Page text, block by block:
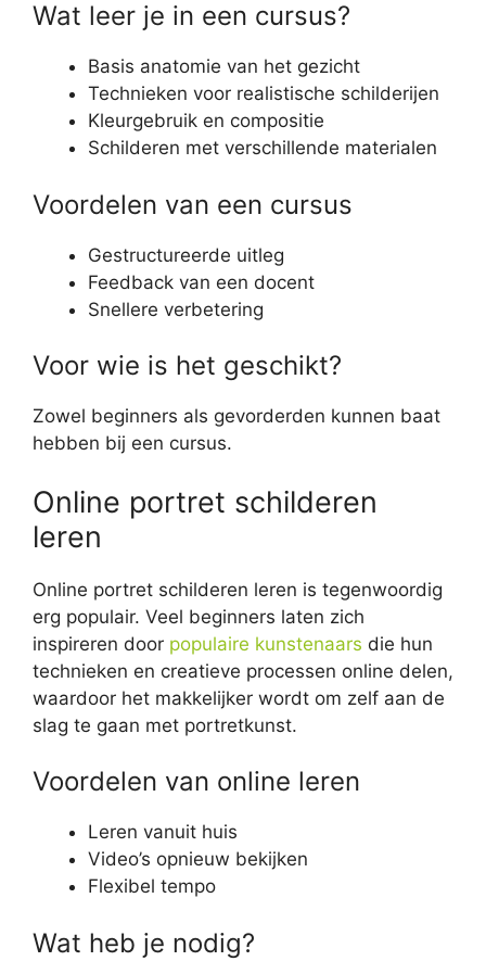
Wat leer je in een cursus?
Basis anatomie van het gezicht
Technieken voor realistische schilderijen
Kleurgebruik en compositie
Schilderen met verschillende materialen
Voordelen van een cursus
Gestructureerde uitleg
Feedback van een docent
Snellere verbetering
Voor wie is het geschikt?
Zowel beginners als gevorderden kunnen baat
hebben bij een cursus.
Online portret schilderen
leren
Online portret schilderen leren is tegenwoordig
erg populair. Veel beginners laten zich
inspireren door populaire kunstenaars die hun
technieken en creatieve processen online delen,
waardoor het makkelijker wordt om zelf aan de
slag te gaan met portretkunst.
Voordelen van online leren
Leren vanuit huis
Video’s opnieuw bekijken
Flexibel tempo
Wat heb je nodig?